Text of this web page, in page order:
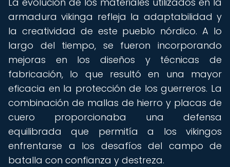
armadura vikinga refleja la adaptabilidad y
la creatividad de este pueblo nórdico. A lo
largo del tiempo, se fueron incorporando
mejoras en los diseños y técnicas de
fabricación, lo que resultó en una mayor
eficacia en la protección de los guerreros. La
combinación de mallas de hierro y placas de
cuero proporcionaba una defensa
equilibrada que permitía a los vikingos
enfrentarse a los desafíos del campo de
batalla con confianza y destreza.